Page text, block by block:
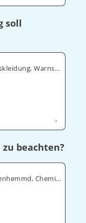
soll
Standard Arbeitskleidung, PSA Sicherheitskleidung, Warnschutz, ESD
beachten?
Zum Beispiel: Wasserabweisende, Flammenhemmd, Chemikalienabweisende